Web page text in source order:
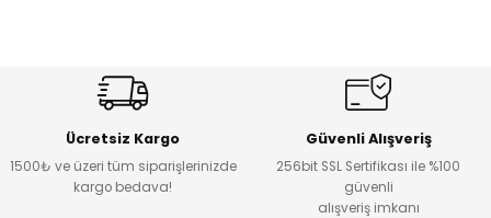
Ücretsiz Kargo
1500₺ ve üzeri tüm siparişlerinizde
kargo bedava!
Güvenli Alışveriş
256bit SSL Sertifikası ile %100
güvenli
alışveriş imkanı